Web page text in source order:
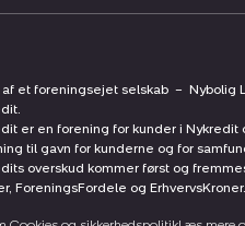
et foreningsejet selskab – Nybolig
er en forening for kunder i
til gavn for kunderne og for
overskud kommer først og
ForeningsFordele og ErhvervsKroner.